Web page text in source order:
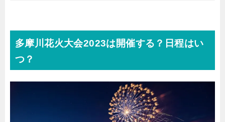
多摩川花火大会2023は開催する？日程はい
つ？